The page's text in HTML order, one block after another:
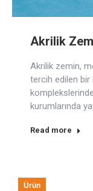
Akrilik
Akrilik zemin,
tercih edilen bir
kurumlarında
Read more
Ürün